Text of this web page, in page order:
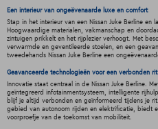
Een interieur van ongeëvenaarde luxe en comfort
Stap in het interieur van een Nissan Juke Berline en
Hoogwaardige materialen, vakmanschap en
zintuigen prikkelt en het rijplezier verhoogt. Met
verwarmde en geventileerde stoelen, en een
tweedehands Nissan Juke Berline een
Geavanceerde technologieën voor een verbonden rit
Innovatie staat centraal in de Nissan Juke Berline.
geïntegreerd infotainmentsysteem, intelligente
blijf je altijd verbonden en geïnformeerd tijdens je
gebied van autonoom rijden en elektrificatie, biedt
voorproefje van de toekomst van mobiliteit.